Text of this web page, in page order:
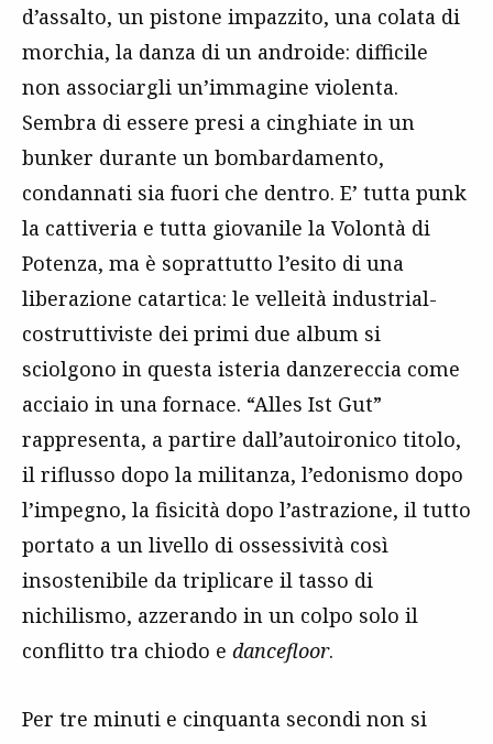
d’assalto, un pistone impazzito, una colata di
morchia, la danza di un androide: difficile
non associargli un’immagine violenta.
Sembra di essere presi a cinghiate in un
bunker durante un bombardamento,
condannati sia fuori che dentro. E’ tutta punk
la cattiveria e tutta giovanile la Volontà di
Potenza, ma è soprattutto l’esito di una
liberazione catartica: le velleità industrial-
costruttiviste dei primi due album si
sciolgono in questa isteria danzereccia come
acciaio in una fornace. “Alles Ist Gut”
rappresenta, a partire dall’autoironico titolo,
il riflusso dopo la militanza, l’edonismo dopo
l’impegno, la fisicità dopo l’astrazione, il tutto
portato a un livello di ossessività così
insostenibile da triplicare il tasso di
nichilismo, azzerando in un colpo solo il
conflitto tra chiodo e dancefloor.
Per tre minuti e cinquanta secondi non si